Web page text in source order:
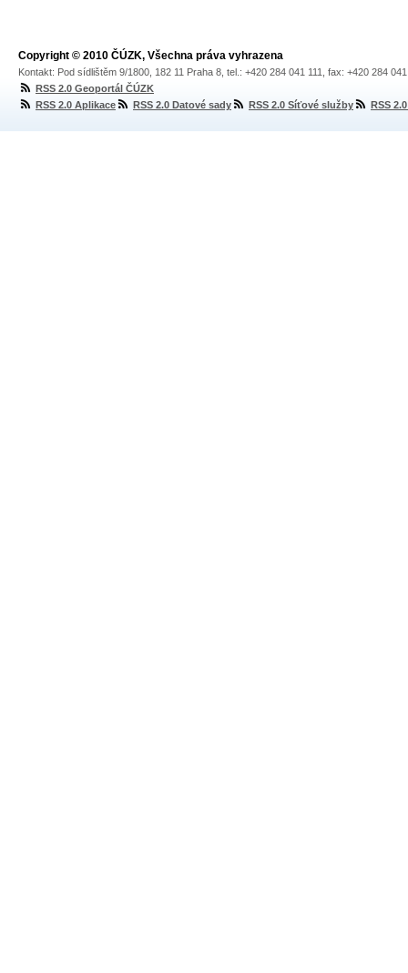
Copyright © 2010 ČÚZK, Všechna práva vyhrazena
Kontakt: Pod sídlištěm 9/1800, 182 11 Praha 8, tel.: +420 284 041 111, fax: +420 284
RSS 2.0 Geoportál ČÚZK
RSS 2.0 Aplikace
RSS 2.0 Datové sady RSS 2.0 Síťové služby RSS